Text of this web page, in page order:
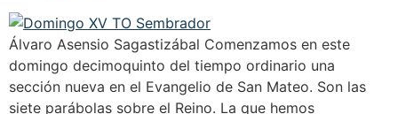
Álvaro Asensio Sagastizábal Comenzamos en este
domingo decimoquinto del tiempo ordinario una
sección nueva en el Evangelio de San Mateo. Son las
siete parábolas sobre el Reino. La que hemos